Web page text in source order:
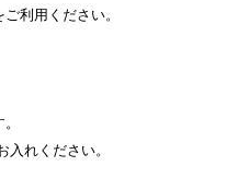
利用ください。
入れください。